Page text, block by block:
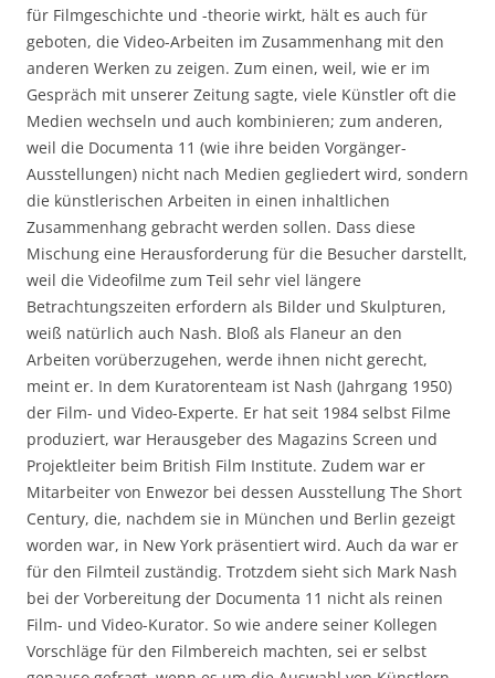
für Filmgeschichte und -theorie wirkt, hält es auch für
geboten, die Video-Arbeiten im Zusammenhang mit den
anderen Werken zu zeigen. Zum einen, weil, wie er im
Gespräch mit unserer Zeitung sagte, viele Künstler oft die
Medien wechseln und auch kombinieren; zum anderen,
weil die Documenta 11 (wie ihre beiden Vorgänger-
Ausstellungen) nicht nach Medien gegliedert wird, sondern
die künstlerischen Arbeiten in einen inhaltlichen
Zusammenhang gebracht werden sollen. Dass diese
Mischung eine Herausforderung für die Besucher darstellt,
weil die Videofilme zum Teil sehr viel längere
Betrachtungszeiten erfordern als Bilder und Skulpturen,
weiß natürlich auch Nash. Bloß als Flaneur an den
Arbeiten vorüberzugehen, werde ihnen nicht gerecht,
meint er. In dem Kuratorenteam ist Nash (Jahrgang 1950)
der Film- und Video-Experte. Er hat seit 1984 selbst Filme
produziert, war Herausgeber des Magazins Screen und
Projektleiter beim British Film Institute. Zudem war er
Mitarbeiter von Enwezor bei dessen Ausstellung The Short
Century, die, nachdem sie in München und Berlin gezeigt
worden war, in New York präsentiert wird. Auch da war er
für den Filmteil zuständig. Trotzdem sieht sich Mark Nash
bei der Vorbereitung der Documenta 11 nicht als reinen
Film- und Video-Kurator. So wie andere seiner Kollegen
Vorschläge für den Filmbereich machten, sei er selbst